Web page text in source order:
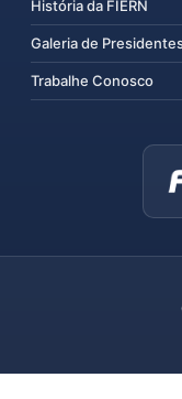
História da FIERN
Galeria de
Trabalhe Conosco